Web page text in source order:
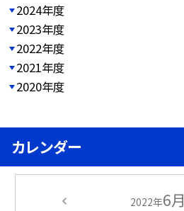
2024年度
2023年度
2022年度
2021年度
2020年度
カレンダー
2022年6月